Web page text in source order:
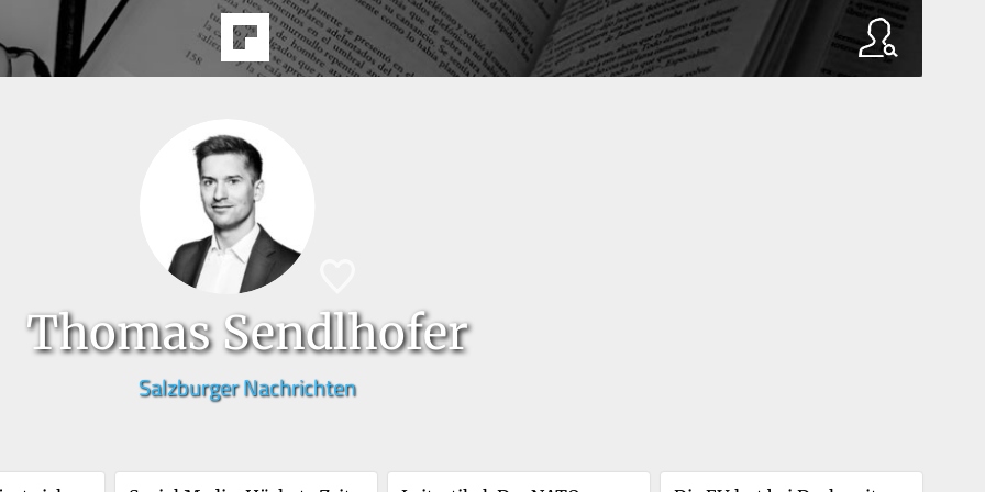
Thomas Sendlhofer
Salzburger Nachrichten